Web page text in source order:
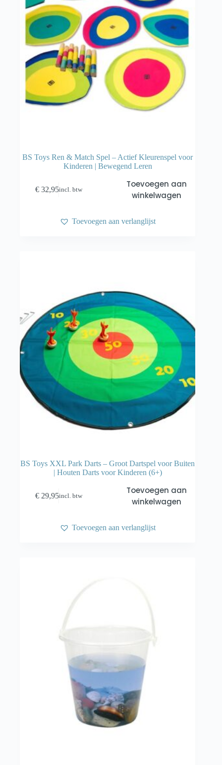
BS Toys Ren & Match Spel – Actief Kleurenspel voor
Kinderen | Bewegend Leren
€ 32,95incl. btw
Toevoegen aan
winkelwagen
Toevoegen aan verlanglijst
BS Toys XXL Park Darts – Groot Dartspel voor Buiten
| Houten Darts voor Kinderen (6+)
€ 29,95incl. btw
Toevoegen aan
winkelwagen
Toevoegen aan verlanglijst